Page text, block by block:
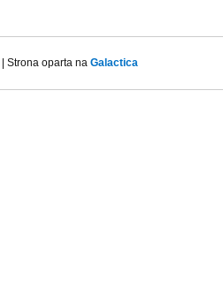
| Strona oparta na Galactica